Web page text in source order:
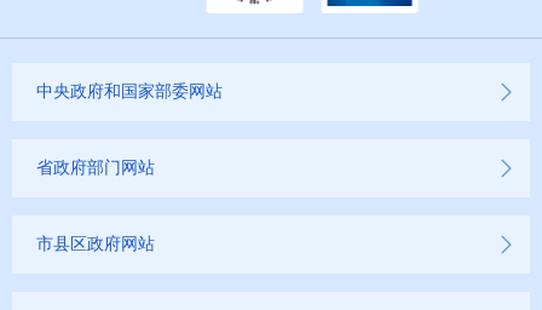
中央政府和国家部委网站
省政府部门网站
市县区政府网站